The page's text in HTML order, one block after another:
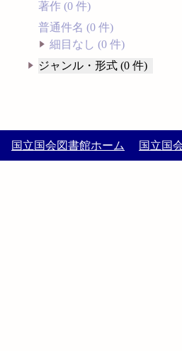
著作 (0 件)
普通件名 (0 件)
細目なし (0 件)
ジャンル・形式 (0 件)
国立国会図書館ホーム 国立国